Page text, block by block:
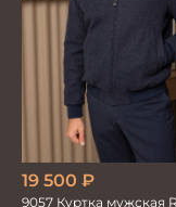
19 500 ₽
9057 Куртка мужская